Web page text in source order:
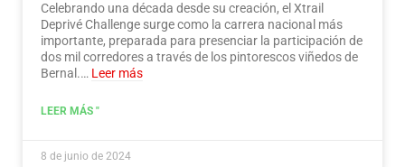
Celebrando una década desde su creación, el Xtrail
Deprivé Challenge surge como la carrera nacional más
importante, preparada para presenciar la participación de
dos mil corredores a través de los pintorescos viñedos de
Bernal.… Leer más
LEER MÁS "
8 de junio de 2024